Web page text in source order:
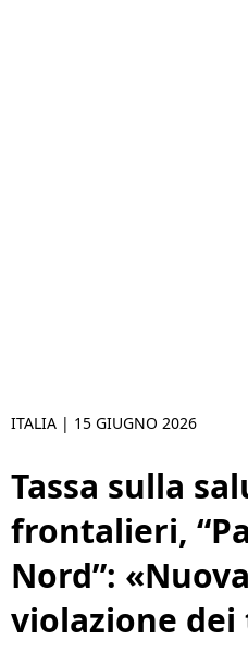
ITALIA | 15 GIUGNO 2026
Tassa sulla
frontalieri,
Nord”:
violazione